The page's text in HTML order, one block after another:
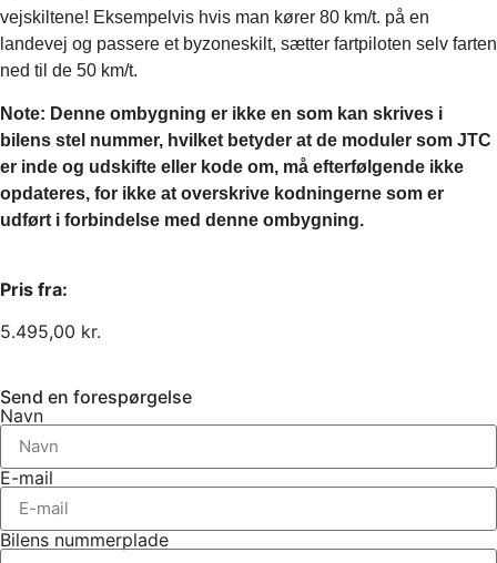
vejskiltene! Eksempelvis hvis man kører 80 km/t. på en
landevej og passere et byzoneskilt, sætter fartpiloten selv farten
ned til de 50 km/t.
Note: Denne ombygning er ikke en som kan skrives i
bilens stel nummer, hvilket betyder at de moduler som JTC
er inde og udskifte eller kode om, må efterfølgende ikke
opdateres, for ikke at overskrive kodningerne som er
udført i forbindelse med denne ombygning.
Pris fra:
5.495,00 kr.
Send en forespørgelse
Navn
E-mail
Bilens nummerplade